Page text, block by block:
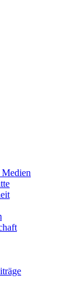
Medien